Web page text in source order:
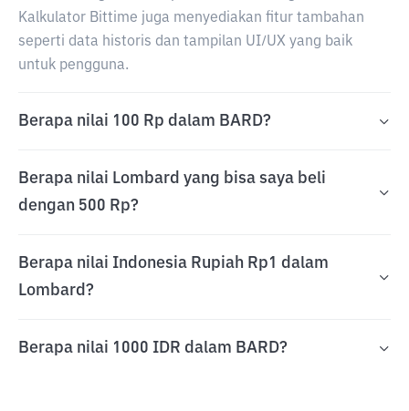
Kalkulator Bittime juga menyediakan fitur tambahan
seperti data historis dan tampilan UI/UX yang baik
untuk pengguna.
Berapa nilai 100 Rp dalam BARD?
Berapa nilai Lombard yang bisa saya beli
dengan 500 Rp?
Berapa nilai Indonesia Rupiah Rp1 dalam
Lombard?
Berapa nilai 1000 IDR dalam BARD?